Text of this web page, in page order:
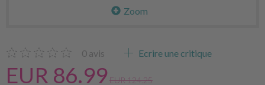
Zoom
0 avis Ecrire une critique
EUR 86.99EUR 124.25